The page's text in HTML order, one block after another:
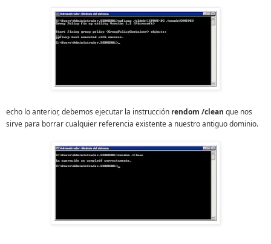
echo lo anterior, debemos ejecutar la instrucción rendom /clean que nos
sirve para borrar cualquier referencia existente a nuestro antiguo dominio.